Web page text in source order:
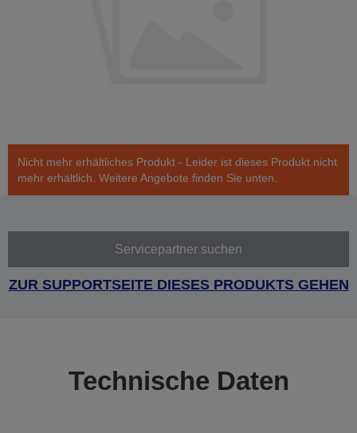
Nicht mehr erhältliches Produkt - Leider ist dieses Produkt nicht
mehr erhältlich. Weitere Angebote finden Sie unten.
Servicepartner suchen
ZUR SUPPORTSEITE DIESES PRODUKTS GEHEN
Technische Daten